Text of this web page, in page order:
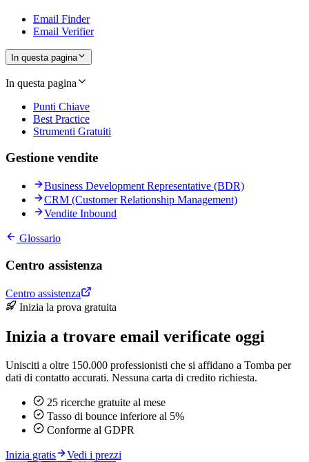
Email Finder
Email Verifier
In questa pagina
In questa pagina
Punti Chiave
Best Practice
Strumenti Gratuiti
Gestione vendite
Business Development Representative (BDR)
CRM (Customer Relationship Management)
Vendite Inbound
Glossario
Centro assistenza
Centro assistenza
Inizia la prova gratuita
Inizia a trovare email verificate oggi
Unisciti a oltre 150.000 professionisti che si affidano a Tomba per
dati di contatto accurati. Nessuna carta di credito richiesta.
25 ricerche gratuite al mese
Tasso di bounce inferiore al 5%
Conforme al GDPR
Inizia gratis Vedi i prezzi